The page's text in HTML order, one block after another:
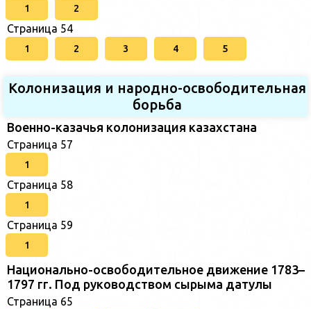
1 2
Страница 54
1 2 3 4 5
Колонизация и народно-освободительная
борьба
Военно-казачья колонизация казахстана
Страница 57
1
Страница 58
1
Страница 59
1
Национально-освободительное движение 1783–
1797 гг. Под руководством сырыма датулы
Страница 65